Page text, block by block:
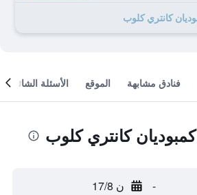
فنادق مشابهة الموقع الأسئلة الشائعة
كانتري كلوب
- ن 17/8